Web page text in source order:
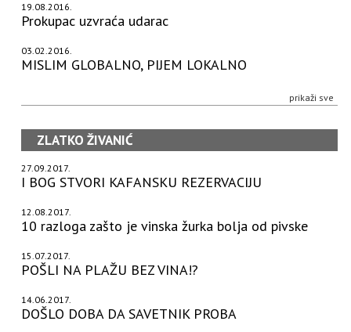
19.08.2016.
Prokupac uzvraća udarac
03.02.2016.
MISLIM GLOBALNO, PIJEM LOKALNO
prikaži sve
ZLATKO ŽIVANIĆ
27.09.2017.
I BOG STVORI KAFANSKU REZERVACIJU
12.08.2017.
10 razloga zašto je vinska žurka bolja od pivske
15.07.2017.
POŠLI NA PLAŽU BEZ VINA!?
14.06.2017.
DOŠLO DOBA DA SAVETNIK PROBA